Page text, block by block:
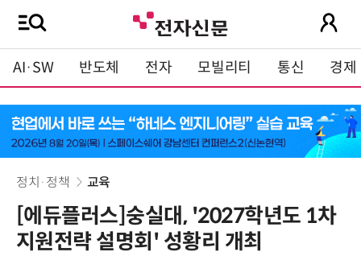
AI·SW 반도체 전자 모빌리티 통신 경제
정치·정책 교육
[에듀플러스]숭실대, '2027학년도 1차
지원전략 설명회' 성황리 개최